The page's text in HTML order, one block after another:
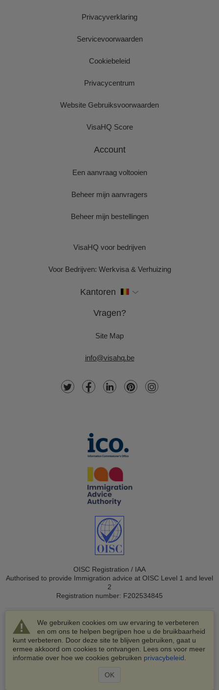
We gebruiken cookies om uw ervaring te verbeteren
en om ons te helpen begrijpen hoe u de bruikbaarheid
kunt verbeteren. Door deze site te blijven gebruiken, gaat u
ermee akkoord om cookies te ontvangen. Lees ons voor meer
informatie over hoe we cookies gebruiken privacybeleid
OK
Privacyverklaring
Servicevoorwaarden
Cookiebeleid
Privacycentrum
Website Gebruiksvoorwaarden
VisaHQ Score
Account
Een aanvraag voltooien
Beheer mijn aanvragers
Beheer mijn bestellingen
VisaHQ voor bedrijven
Voor Bedrijven: Werkvisa & Verhuizing
Kantoren
Vragen?
Site Map
info@visahq.be
OISC Registration / IAA
Authorised to provide Immigration advice at OISC Level 1 and level
2
Registration number: F202534845
© 2003-2026 VisaHQ.com, Inc. Alle rechten voorbehouden.
VisaHQ en het VisaHQ-logo zijn geregistreerde
handelsmerken van VisaHQ.com, Inc.